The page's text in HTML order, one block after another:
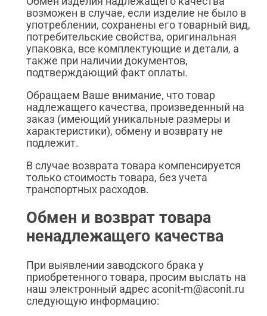
возможен в случае, если изделие не было в
употреблении, сохранены его товарный вид,
потребительские свойства, оригинальная
упаковка, все комплектующие и детали, а
также при наличии документов,
подтверждающий факт оплаты.
Обращаем Ваше внимание, что товар
надлежащего качества, произведенный на
заказ (имеющий уникальные размеры и
характеристики), обмену и возврату не
подлежит.
В случае возврата товара компенсируется
только стоимость товара, без учета
транспортных расходов.
Обмен и возврат товара
ненадлежащего качества
При выявлении заводского брака у
приобретенного товара, просим выслать на
наш электронный адрес aconit-m@aconit.ru
следующую информацию: